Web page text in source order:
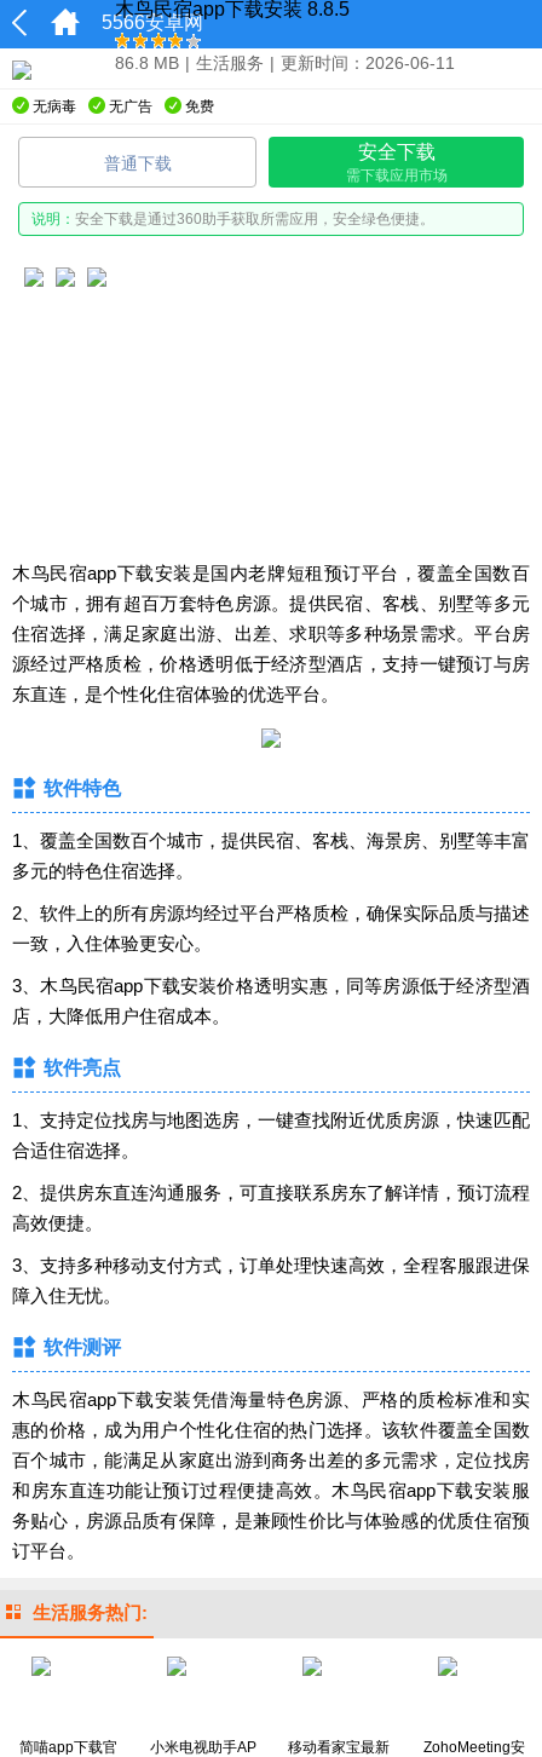
5566安卓网
木鸟民宿app下载安装 8.8.5
86.8 MB | 生活服务 | 更新时间：2026-06-11
无病毒 无广告 免费
普通下载
安全下载
需下载应用市场
说明： 安全下载是通过360助手获取所需应用，安全绿色便捷。
木鸟民宿app下载安装是国内老牌短租预订平台，覆盖全国数百
个城市，拥有超百万套特色房源。提供民宿、客栈、别墅等多元
住宿选择，满足家庭出游、出差、求职等多种场景需求。平台房
源经过严格质检，价格透明低于经济型酒店，支持一键预订与房
东直连，是个性化住宿体验的优选平台。
软件特色
1、覆盖全国数百个城市，提供民宿、客栈、海景房、别墅等丰富
多元的特色住宿选择。
2、软件上的所有房源均经过平台严格质检，确保实际品质与描述
一致，入住体验更安心。
3、木鸟民宿app下载安装价格透明实惠，同等房源低于经济型酒
店，大降低用户住宿成本。
软件亮点
1、支持定位找房与地图选房，一键查找附近优质房源，快速匹配
合适住宿选择。
2、提供房东直连沟通服务，可直接联系房东了解详情，预订流程
高效便捷。
3、支持多种移动支付方式，订单处理快速高效，全程客服跟进保
障入住无忧。
软件测评
木鸟民宿app下载安装凭借海量特色房源、严格的质检标准和实
惠的价格，成为用户个性化住宿的热门选择。该软件覆盖全国数
百个城市，能满足从家庭出游到商务出差的多元需求，定位找房
和房东直连功能让预订过程便捷高效。木鸟民宿app下载安装服
务贴心，房源品质有保障，是兼顾性价比与体验感的优质住宿预
订平台。
生活服务热门:
简喵app下载官
小米电视助手AP
移动看家宝最新
ZohoMeeting安